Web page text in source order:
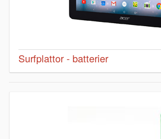
Surfplattor - batterier